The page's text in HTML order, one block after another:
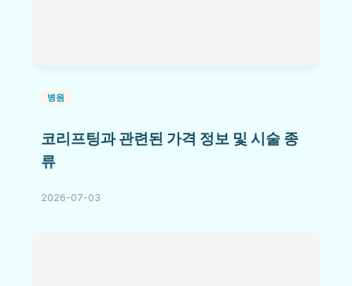
병원
코리프팅과 관련된 가격 정보 및 시술 종
류
2026-07-03